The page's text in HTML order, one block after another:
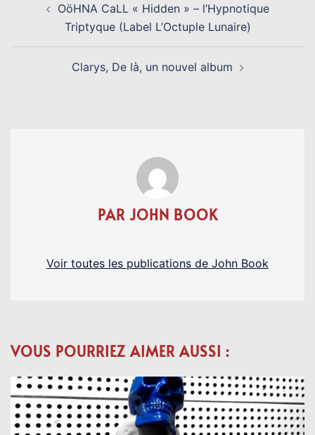
D’ARTICLEOöHNA CaLL « Hidden » – l’Hypnotique
Triptyque (Label L’Octuple Lunaire)
Clarys, De là, un nouvel album
PAR JOHN BOOK
Voir toutes les publications de John Book
VOUS POURRIEZ AIMER AUSSI :